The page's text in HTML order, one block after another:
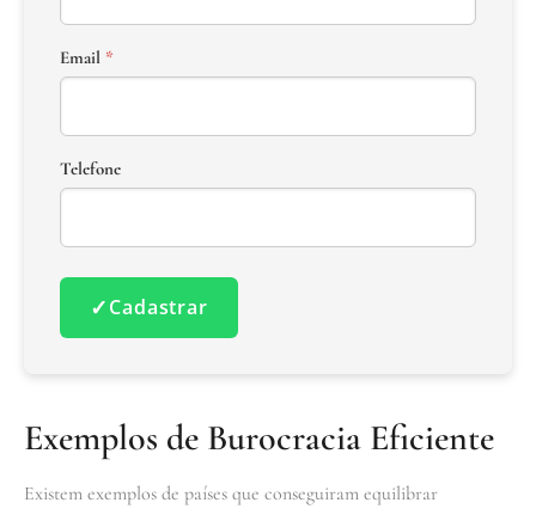
Email *
Telefone
✓Cadastrar
Exemplos de Burocracia Eficiente
Existem exemplos de países que conseguiram equilibrar